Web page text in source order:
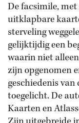
De facsimile,
uitklapbare
sterveling
gelijktijdig een
waarin niet
zijn opgenomen
geschiedenis
toegelicht. De
Kaarten en